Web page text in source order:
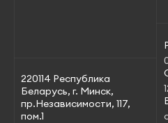
220114 Республика
Беларусь, г. Минск,
пр.Независимости, 117,
пом.1